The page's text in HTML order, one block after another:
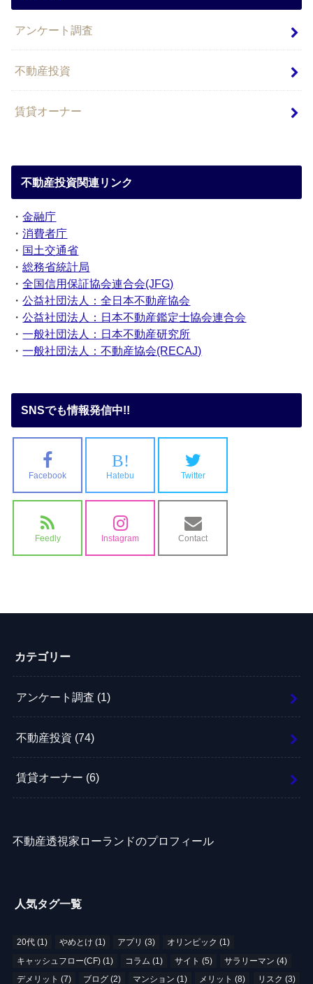
アンケート調査
不動産投資
賃貸オーナー
不動産投資関連リンク
・金融庁
・消費者庁
・ 国土交通省
・総務省統計局
・全国信用保証協会連合会(JFG)
・公益社団法人：全日本不動産協会
・公益社団法人：日本不動産鑑定士協会連合会
・一般社団法人：日本不動産研究所
・一般社団法人：不動産協会(RECAJ)
SNSでも情報発信中!!
Facebook
B!
Hatebu Twitter
Feedly Instagram Contact
カテゴリー
アンケート調査 (1)
不動産投資 (74)
賃貸オーナー (6)
不動産透視家ローランドのプロフィール
人気タグ一覧
20代(1) やめとけ (1) アプリ (3) オリンピック (1)
キャッシュフロー(CF)(1) コラム (1) サイト (5) サラリーマン (4)
デメリット (7) ブログ (2) マンション (1) メリット (8) リスク (3)